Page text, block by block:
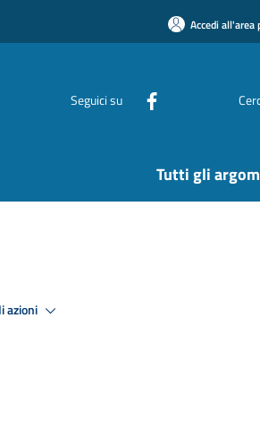
Accedi all'area
Seguici su
Tutti gli
azioni